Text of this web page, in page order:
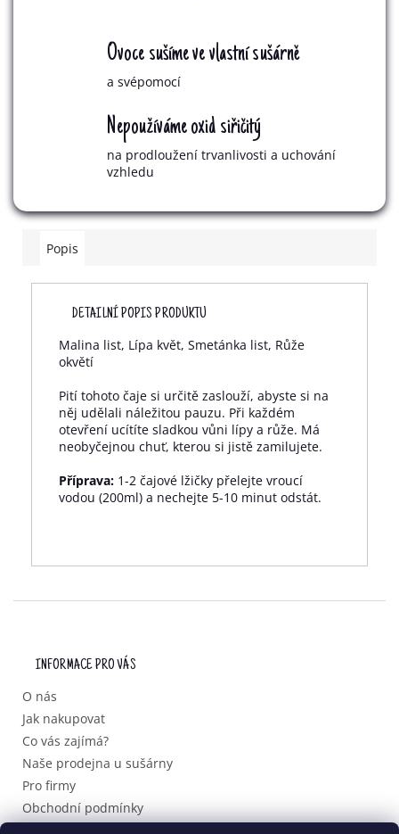
Ovoce sušíme ve vlastní sušárně
a svépomocí
Nepoužíváme oxid siřičitý
na prodloužení trvanlivosti a uchování
vzhledu
Popis
DETAILNÍ POPIS PRODUKTU
Malina list, Lípa květ, Smetánka list, Růže
okvětí
Pití tohoto čaje si určitě zaslouží, abyste si na
něj udělali náležitou pauzu. Při každém
otevření ucítíte sladkou vůni lípy a růže. Má
neobyčejnou chuť, kterou si jistě zamilujete.
Příprava: 1-2 čajové lžičky přelejte vroucí
vodou (200ml) a nechejte 5-10 minut odstát.
INFORMACE PRO VÁS
O nás
Jak nakupovat
Co vás zajímá?
Naše prodejna u sušárny
Pro firmy
Obchodní podmínky